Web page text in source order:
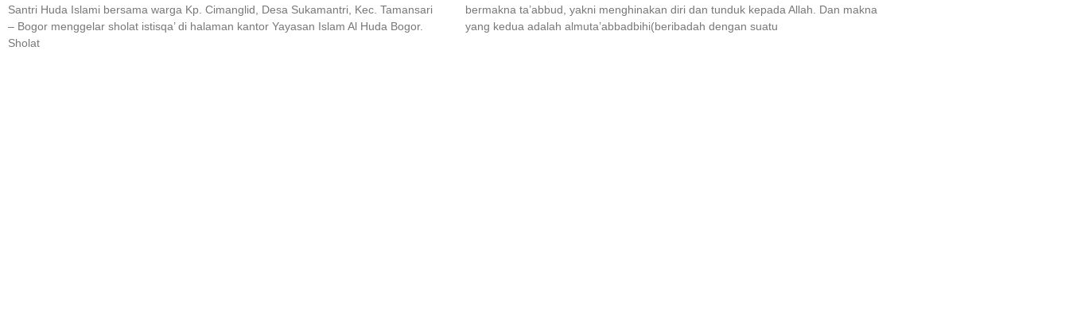
Santri Huda Islami bersama warga Kp. Cimanglid, Desa Sukamantri, Kec. Tamansari
– Bogor menggelar sholat istisqa’ di halaman kantor Yayasan Islam Al Huda Bogor.
Sholat
bermakna ta’abbud, yakni menghinakan diri dan tunduk kepada Allah. Dan makna
yang kedua adalah almuta’abbadbihi(beribadah dengan suatu